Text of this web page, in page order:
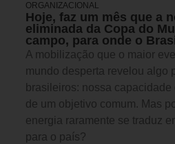
ORGANIZACIONAL
Hoje, faz um mês que a
eliminada da Copa do
campo, para onde o
A mobilização que o maior
mundo desperta revelou algo
brasileiros: nossa
de um objetivo comum. Mas
energia raramente se traduz
para o país?